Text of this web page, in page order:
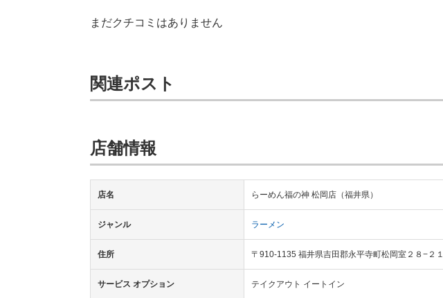
まだクチコミはありません
関連ポスト
店舗情報
店名 らーめん福の神 松岡店（福井県）
ジャンル ラーメン
住所 〒910-1135 福井県吉田郡永平寺町松岡室２８−２１
サービス オプション テイクアウト イートイン